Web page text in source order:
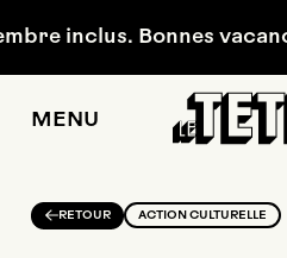
inclus. Bonnes
MENU
RETOUR ACTION CULTURELLE